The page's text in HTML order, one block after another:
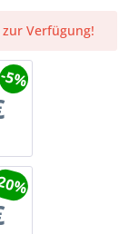
Verfügung!
-5%